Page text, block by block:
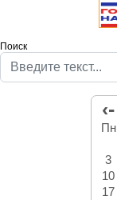
Поиск
‹-
Пн
3
10
17